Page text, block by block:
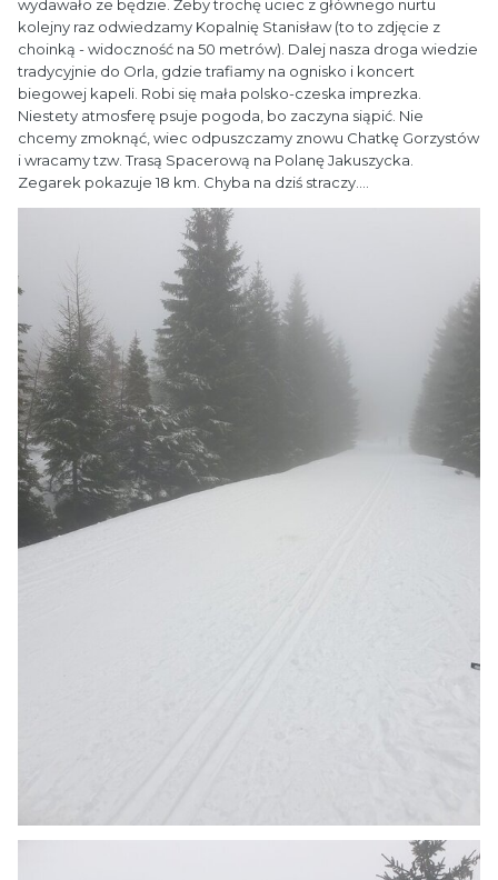
wydawało ze będzie. Żeby trochę uciec z głównego nurtu
kolejny raz odwiedzamy Kopalnię Stanisław (to to zdjęcie z
choinką - widoczność na 50 metrów). Dalej nasza droga wiedzie
tradycyjnie do Orla, gdzie trafiamy na ognisko i koncert
biegowej kapeli. Robi się mała polsko-czeska imprezka.
Niestety atmosferę psuje pogoda, bo zaczyna siąpić. Nie
chcemy zmoknąć, wiec odpuszczamy znowu Chatkę Gorzystów
i wracamy tzw. Trasą Spacerową na Polanę Jakuszycka.
Zegarek pokazuje 18 km. Chyba na dziś straczy....